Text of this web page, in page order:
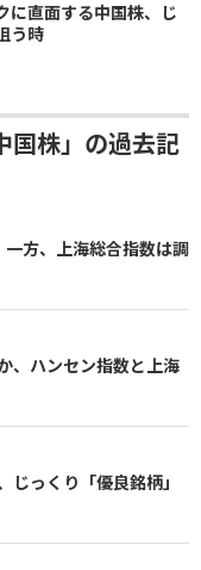
に直面する中国株、じ
う時
国株」の過去記
一方、上海総合指数は調
、ハンセン指数と上海
じっくり「優良銘柄」